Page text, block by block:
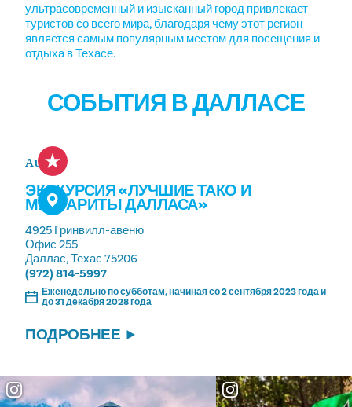
ультрасовременный и изысканный город привлекает
туристов со всего мира, благодаря чему этот регион
является самым популярным местом для посещения и
отдыха в Техасе.
СОБЫТИЯ В ДАЛЛАСЕ
Aug 15
ЭКСКУРСИЯ «ЛУЧШИЕ ТАКО И
МАРГАРИТЫ ДАЛЛАСА»
4925 Гринвилл-авеню
Офис 255
Даллас, Техас 75206
(972) 814-5997
Еженедельно по субботам, начиная со 2 сентября 2023 года и
до 31 декабря 2028 года
ПОДРОБНЕЕ